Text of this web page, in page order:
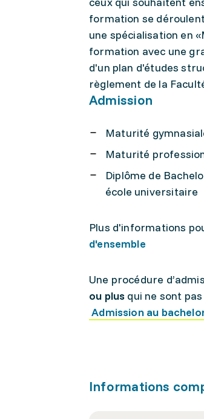
formation se
une spécialisation en
formation avec une
d'un plan d'études
règlement de la
Admission
Maturité
Maturité
Diplôme de
école universitaire
Plus d'informations
d'ensemble
Une procédure
ou plus qui ne sont
Admission au
Informations